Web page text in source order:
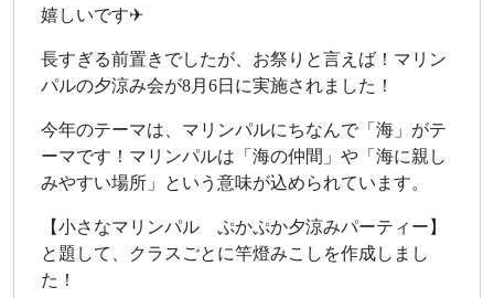
嬉しいです✈
長すぎる前置きでしたが、お祭りと言えば！マリン
パルの夕涼み会が8月6日に実施されました！
今年のテーマは、マリンパルにちなんで「海」がテ
ーマです！マリンパルは「海の仲間」や「海に親し
みやすい場所」という意味が込められています。
【小さなマリンパル ぷかぷか夕涼みパーティー】
と題して、クラスごとに竿燈みこしを作成しまし
た！